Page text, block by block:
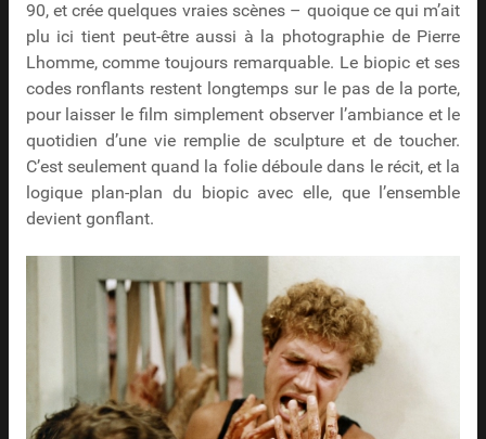
90, et crée quelques vraies scènes – quoique ce qui m’ait
plu ici tient peut-être aussi à la photographie de Pierre
Lhomme, comme toujours remarquable. Le biopic et ses
codes ronflants restent longtemps sur le pas de la porte,
pour laisser le film simplement observer l’ambiance et le
quotidien d’une vie remplie de sculpture et de toucher.
C’est seulement quand la folie déboule dans le récit, et la
logique plan-plan du biopic avec elle, que l’ensemble
devient gonflant.